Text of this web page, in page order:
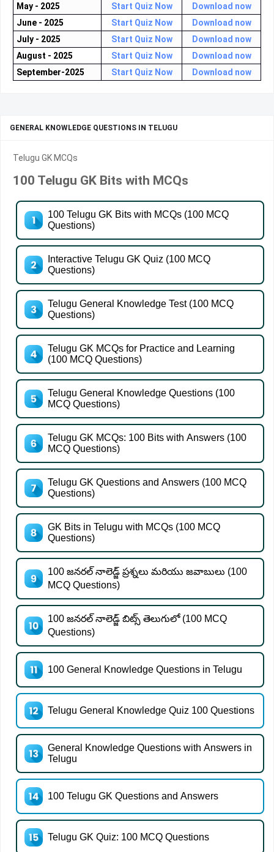
May - 2025
Start Quiz Now
Download now
June - 2025
Start Quiz Now
Download now
July - 2025
Start Quiz Now
Download now
August - 2025
Start Quiz Now
Download now
September-2025
Start Quiz Now Download now
GENERAL KNOWLEDGE QUESTIONS IN TELUGU
Telugu GK MCQs
100 Telugu GK Bits with MCQs
100 Telugu GK Bits with MCQs (100 MCQ
Questions)
Interactive Telugu GK Quiz (100 MCQ
Questions)
Telugu General Knowledge Test (100 MCQ
Questions)
Telugu GK MCQs for Practice and Learning
(100 MCQ Questions)
Telugu General Knowledge Questions (100
MCQ Questions)
Telugu GK MCQs: 100 Bits with Answers (100
MCQ Questions)
Telugu GK Questions and Answers (100 MCQ
Questions)
GK Bits in Telugu with MCQs (100 MCQ
Questions)
100 జనరల్ నాలెడ్జ్ ప్రశ్నలు మరియు జవాబులు (100
MCQ Questions)
100 జనరల్ నాలెడ్జ్ బిట్స్ తెలుగులో (100 MCQ
Questions)
100 General Knowledge Questions in Telugu
Telugu General Knowledge Quiz 100 Questions
General Knowledge Questions with Answers in
Telugu
100 Telugu GK Questions and Answers
Telugu GK Quiz: 100 MCQ Questions